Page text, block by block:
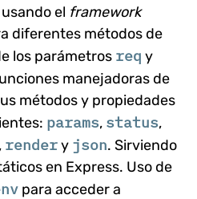
el framework
diferentes métodos de
los parámetros req y
manejadoras de
métodos y propiedades
params, status,
, rendery json. Sirviendo
en Express. Uso de
para acceder a